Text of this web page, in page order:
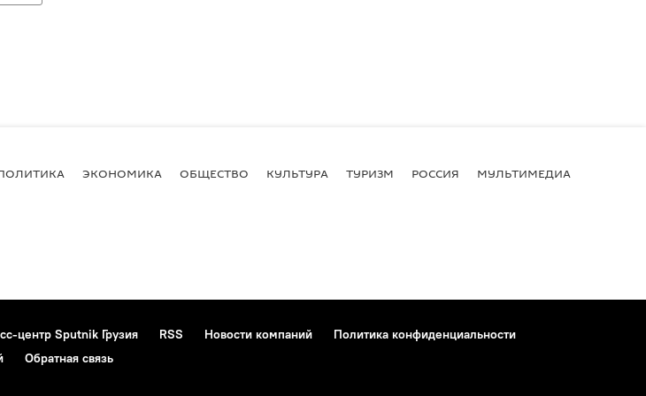
ЭКОНОМИКА ОБЩЕСТВО КУЛЬТУРА ТУРИЗМ РОССИЯ МУЛЬТИМЕДИА
центр Sputnik Грузия RSS Новости компаний
Политика конфиденциальности
Обратная связь